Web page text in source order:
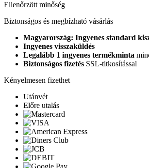
Ellenőrzött minőség
Biztonságos és megbízható vásárlás
Magyarország: Ingyenes standard
Ingyenes visszaküldés
Legalább 1 ingyenes termékminta
Biztonságos fizetés SSL-titkosítással
Kényelmesen fizethet
Utánvét
Előre utalás